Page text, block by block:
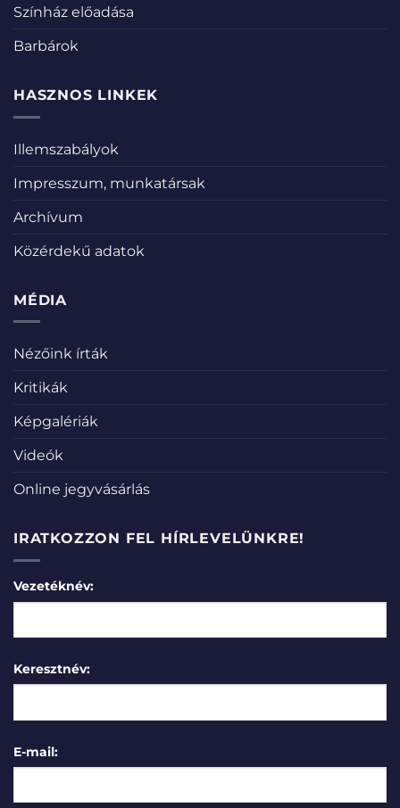
Színház előadása
Barbárok
HASZNOS LINKEK
Illemszabályok
Impresszum, munkatársak
Archívum
Közérdekű adatok
MÉDIA
Nézőink írták
Kritikák
Képgalériák
Videók
Online jegyvásárlás
IRATKOZZON FEL HÍRLEVELÜNKRE!
Vezetéknév:
Keresztnév:
E-mail: